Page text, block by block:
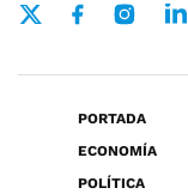
PORTADA
ECONOMÍA
POLÍTICA